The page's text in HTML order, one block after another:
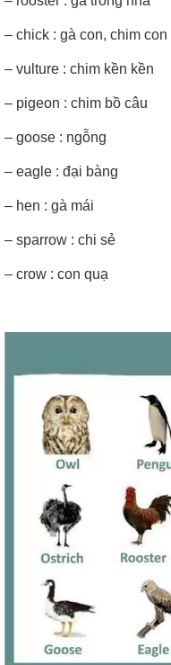
– chick : gà con, chim con
– vulture : chim kền kền
– pigeon : chim bồ câu
– goose : ngỗng
– eagle : đại bàng
– hen : gà mái
– sparrow : chi sẻ
– crow : con quạ